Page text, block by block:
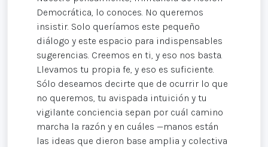
Democrática, lo conoces. No queremos
insistir. Solo queríamos este pequeño
diálogo y este espacio para indispensables
sugerencias. Creemos en ti, y eso nos basta.
Llevamos tu propia fe, y eso es suficiente.
Sólo deseamos decirte que de ocurrir lo que
no queremos, tu avispada intuición y tu
vigilante conciencia sepan por cuál camino
marcha la razón y en cuáles —manos están
las ideas que dieron base amplia y colectiva